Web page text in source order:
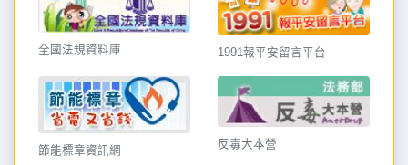
全國法規資料庫 1991報平安留言平台
節能標章資訊網
反毒大本營